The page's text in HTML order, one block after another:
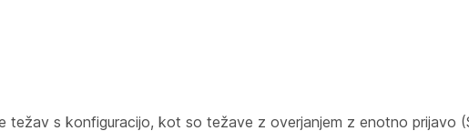
težav s konfiguracijo, kot so težave z overjanjem z enotno prijavo